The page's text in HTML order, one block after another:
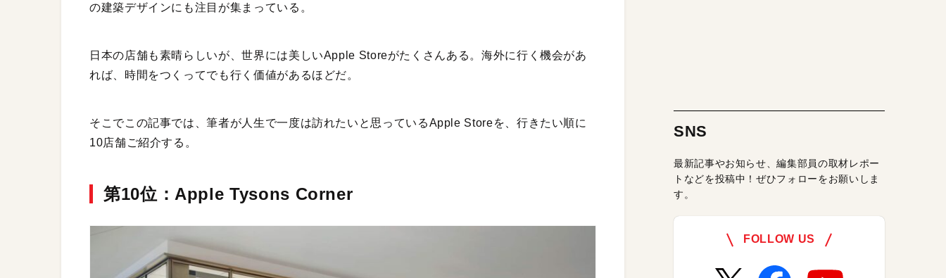
の建築デザインにも注目が集まっている。
日本の店舗も素晴らしいが、世界には美しいApple Storeがたくさんある。海外に行く機会があ
れば、時間をつくってでも行く価値があるほどだ。
そこでこの記事では、筆者が人生で一度は訪れたいと思っているApple Storeを、行きたい順に
10店舗ご紹介する。
第10位：Apple Tysons Corner
SNS
最新記事やお知らせ、編集部員の取材レポー
トなどを投稿中！ぜひフォローをお願いしま
す。
FOLLOW US